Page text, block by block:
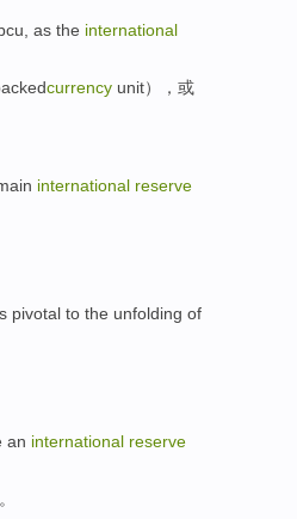
as the international
currency unit）， 或
international reserve
pivotal to the unfolding of
an international reserve
。